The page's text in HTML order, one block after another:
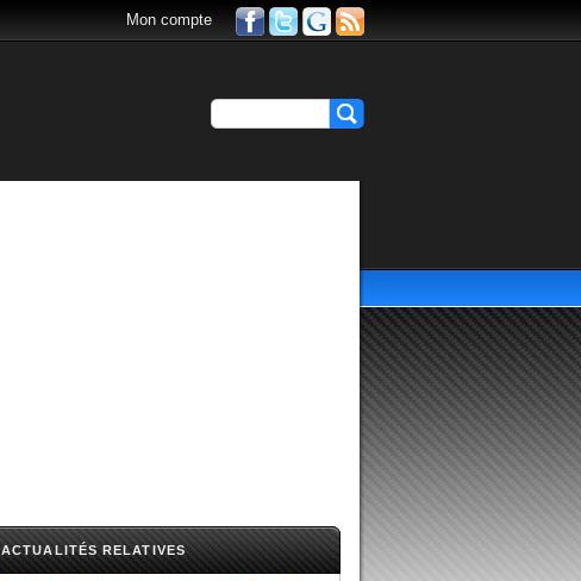
Mon compte
ACTUALITÉS RELATIVES